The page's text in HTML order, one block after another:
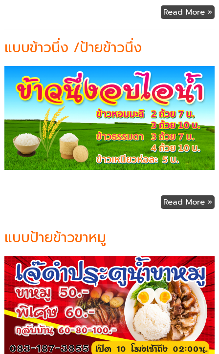
Read More »
แบบข้าวนึ่ง /ป้ายข้าวนึ่ง
Read More »
แบบป้ายข้าวขาหมู